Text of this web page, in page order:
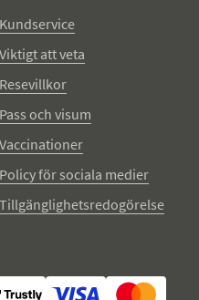
Kundservice
Viktigt att veta
Resevillkor
Pass och visum
Vaccinationer
Policy för sociala medier
Tillgänglighetsredogörelse